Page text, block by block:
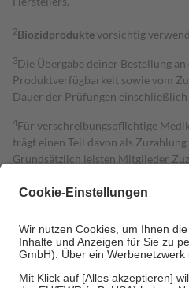
2Biozidproduktevorsichtig
3Die Übergabe deiner Bestellung
Produktverfügbarkeit sowie vom
Dauer der Prüfungen
4Für verschreibungspflichtige
trägt einen Teil davon als
Grundsätzlich leisten Mitglieder
Diese Regeln gelten grundsätzlich
Um das Engagement der
• Kindern und Jugendlichen bis
• Untersuchungen zur Vorsorge
• empfohlenen Schutzimpfungen